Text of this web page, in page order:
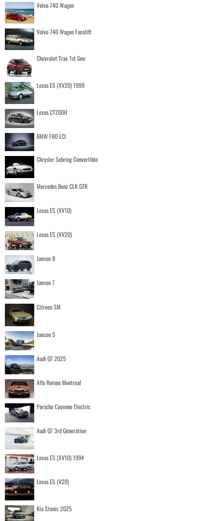
Volvo 740 Wagon
Volvo 740 Wagon Facelift
Chevrolet Trax 1st Gen
Lexus ES (XV20) 1999
Lexus CT200H
BMW F80 LCI
Chrysler Sebring Convertible
Mercedes Benz CLK GTR
Lexus ES (XV10)
Lexus ES (XV20)
Jaecoo 8
Jaecoo 7
Citroen SM
Jaecoo 5
Audi Q7 2025
Alfa Romeo Montreal
Porsche Cayenne Electric
Audi Q7 3rd Generation
Lexus ES (XV10) 1994
Lexus ES (V20)
Kia Stonic 2025